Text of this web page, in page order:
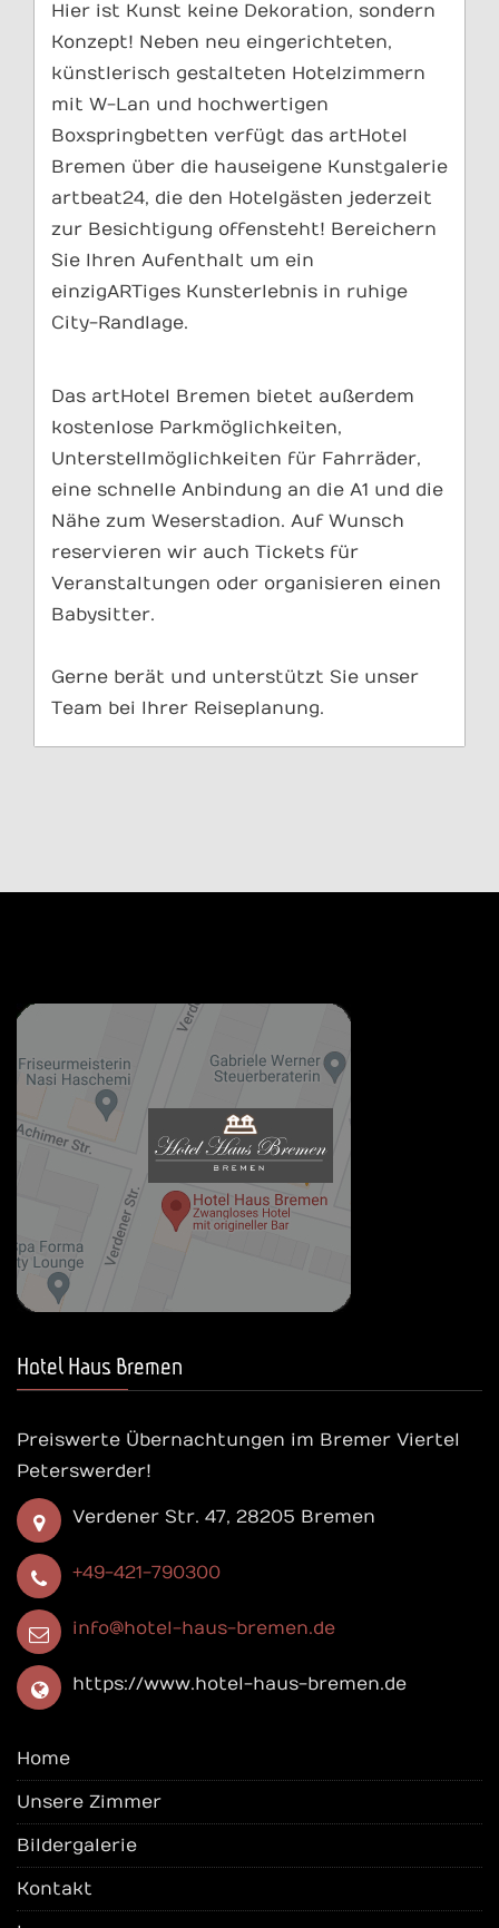
Hier ist Kunst keine Dekoration, sondern
Konzept! Neben neu eingerichteten,
künstlerisch gestalteten Hotelzimmern
mit W-Lan und hochwertigen
Boxspringbetten verfügt das artHotel
Bremen über die hauseigene Kunstgalerie
artbeat24, die den Hotelgästen jederzeit
zur Besichtigung offensteht! Bereichern
Sie Ihren Aufenthalt um ein
einzigARTiges Kunsterlebnis in ruhige
City-Randlage.
Das artHotel Bremen bietet außerdem
kostenlose Parkmöglichkeiten,
Unterstellmöglichkeiten für Fahrräder,
eine schnelle Anbindung an die A1 und die
Nähe zum Weserstadion. Auf Wunsch
reservieren wir auch Tickets für
Veranstaltungen oder organisieren einen
Babysitter.
Gerne berät und unterstützt Sie unser
Team bei Ihrer Reiseplanung.
Hotel Haus Bremen
Preiswerte Übernachtungen im Bremer Viertel
Peterswerder!
Verdener Str. 47, 28205 Bremen
+49-421-790300
info@hotel-haus-bremen.de
https://www.hotel-haus-bremen.de
Home
Unsere Zimmer
Bildergalerie
Kontakt